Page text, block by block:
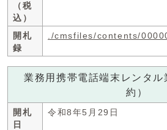
（税
込）
開札
録
./cmsfiles/contents/
業務用携帯電話端末レンタル
約）
開札
日
令和8年5月29日